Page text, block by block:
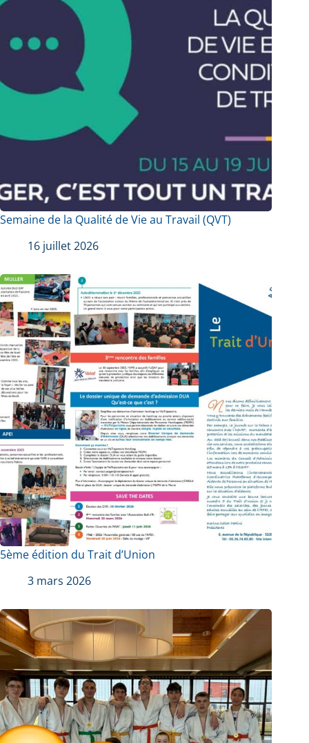
Semaine de la Qualité de Vie au Travail (QVT)
16 juillet 2026
5ème édition du Trait d’Union
3 mars 2026